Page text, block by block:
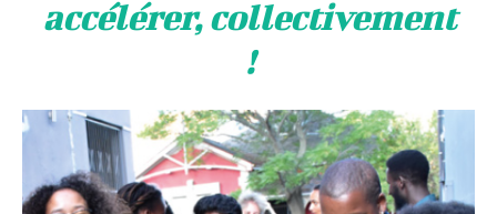
accélérer, collectivement
!